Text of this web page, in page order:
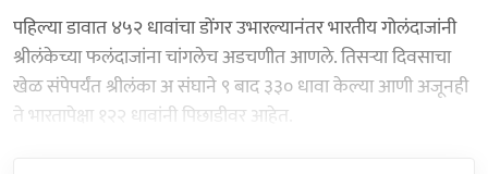
पहिल्या डावात ४५२ धावांचा डोंगर उभारल्यानंतर भारतीय गोलंदाजांनी
श्रीलंकेच्या फलंदाजांना चांगलेच अडचणीत आणले. तिसऱ्या दिवसाचा
खेळ संपेपर्यंत श्रीलंका अ संघाने ९ बाद ३३० धावा केल्या आणी अजूनही
ते भारतापेक्षा १२२ धावांनी पिछाडीवर आहेत.